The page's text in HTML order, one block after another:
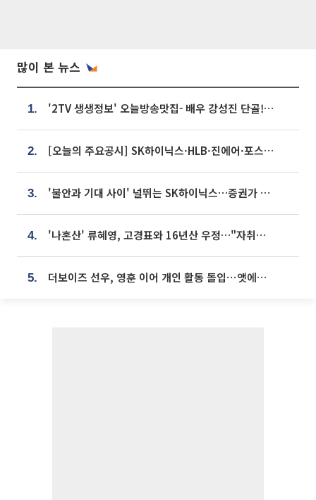
많이 본 뉴스
1. '2TV 생생정보' 오늘방송맛집- 배우 강성진 단골! 쌀국수ㆍ푸팟퐁 커리 맛집 '블○○○'
2. [오늘의 주요공시] SK하이닉스·HLB·진에어·포스코홀딩스·네이버·대우건설 등
3. '불안과 기대 사이' 널뛰는 SK하이닉스…증권가 "HBM4·LTA 기반 펀터멘털 견고"
4. '나혼산' 류혜영, 고경표와 16년산 우정…"자취방서 부모님과 마주쳐"
5. 더보이즈 선우, 영훈 이어 개인 활동 돌입⋯앳에어리어와 전속계약